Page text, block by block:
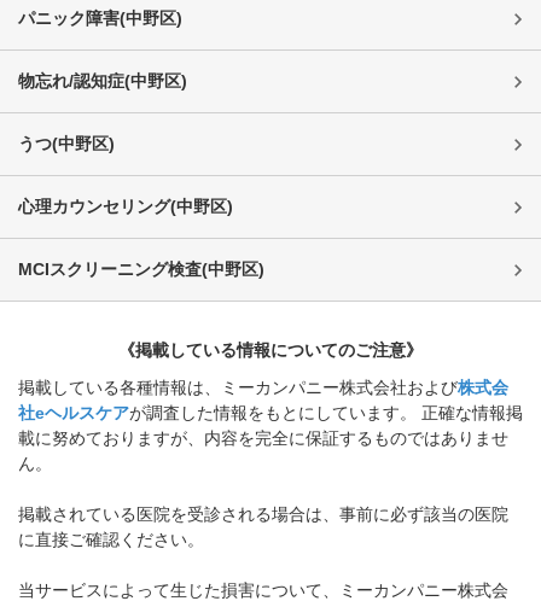
パニック障害(中野区)
物忘れ/認知症(中野区)
うつ(中野区)
心理カウンセリング(中野区)
MCIスクリーニング検査(中野区)
《掲載している情報についてのご注意》
掲載している各種情報は、ミーカンパニー株式会社および株式会
社eヘルスケアが調査した情報をもとにしています。 正確な情報掲
載に努めておりますが、内容を完全に保証するものではありませ
ん。
掲載されている医院を受診される場合は、事前に必ず該当の医院
に直接ご確認ください。
当サービスによって生じた損害について、ミーカンパニー株式会